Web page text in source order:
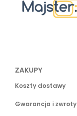
ZAKUPY
Koszty dostawy
Gwarancja i zwroty